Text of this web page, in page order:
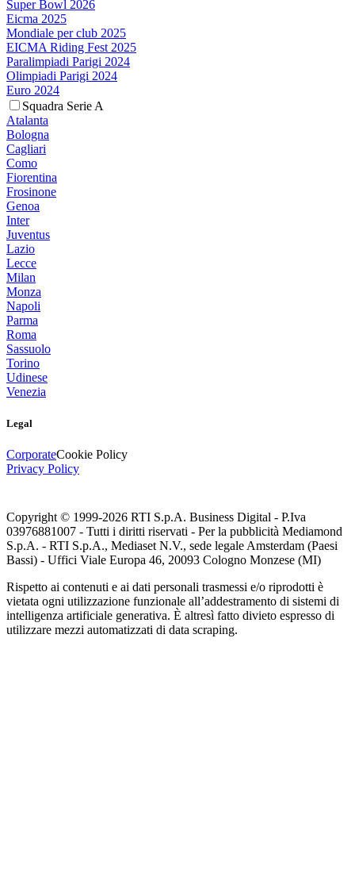
Super Bowl 2026
Eicma 2025
Mondiale per club 2025
EICMA Riding Fest 2025
Paralimpiadi Parigi 2024
Olimpiadi Parigi 2024
Euro 2024
Squadra Serie A
Atalanta
Bologna
Cagliari
Como
Fiorentina
Frosinone
Genoa
Inter
Juventus
Lazio
Lecce
Milan
Monza
Napoli
Parma
Roma
Sassuolo
Torino
Udinese
Venezia
Legal
CorporateCookie Policy
Privacy Policy
Copyright © 1999-2026 RTI S.p.A. Business Digital - P.Iva
03976881007 - Tutti i diritti riservati - Per la pubblicità Mediamond
S.p.A. - RTI S.p.A., Mediaset N.V., sede legale Amsterdam (Paesi
Bassi) - Uffici Viale Europa 46, 20093 Cologno Monzese (MI)
Rispetto ai contenuti e ai dati personali trasmessi e/o riprodotti è
vietata ogni utilizzazione funzionale all’addestramento di sistemi di
intelligenza artificiale generativa. È altresì fatto divieto espresso di
utilizzare mezzi automatizzati di data scraping.